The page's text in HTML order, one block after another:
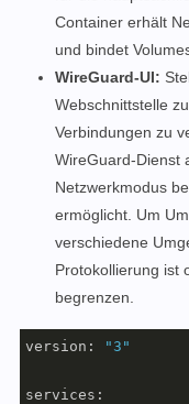
Container erhält
und bindet
WireGuard-UI:
Webschnittstelle
Verbindungen zu
WireGuard-Dienst
Netzwerkmodus
ermöglicht. Um
verschiedene
Protokollierung ist
begrenzen.
version: "3"
services: